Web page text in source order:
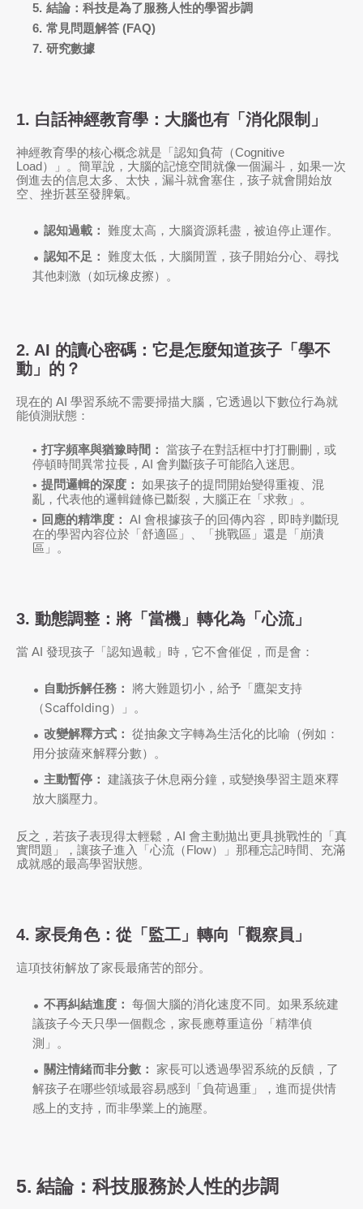
結論：科技是為了服務人性的學習步調
常見問題解答 (FAQ)
研究數據
1. 白話神經教育學：大腦也有「消化限制」
神經教育學的核心概念就是「認知負荷（Cognitive
Load）」。簡單說，大腦的記憶空間就像一個漏斗，如果一次
倒進去的信息太多、太快，漏斗就會塞住，孩子就會開始放
空、挫折甚至發脾氣。
認知過載： 難度太高，大腦資源耗盡，被迫停止運作。
認知不足： 難度太低，大腦閒置，孩子開始分心、尋找
其他刺激（如玩橡皮擦）。
2. AI 的讀心密碼：它是怎麼知道孩子「學不
動」的？
現在的 AI 學習系統不需要掃描大腦，它透過以下數位行為就
能偵測狀態：
打字頻率與猶豫時間： 當孩子在對話框中打打刪刪，或
停頓時間異常拉長，AI 會判斷孩子可能陷入迷思。
提問邏輯的深度： 如果孩子的提問開始變得重複、混
亂，代表他的邏輯鏈條已斷裂，大腦正在「求救」。
回應的精準度： AI 會根據孩子的回傳內容，即時判斷現
在的學習內容位於「舒適區」、「挑戰區」還是「崩潰
區」。
3. 動態調整：將「當機」轉化為「心流」
當 AI 發現孩子「認知過載」時，它不會催促，而是會：
自動拆解任務： 將大難題切小，給予「鷹架支持
（Scaffolding）」。
改變解釋方式： 從抽象文字轉為生活化的比喻（例如：
用分披薩來解釋分數）。
主動暫停： 建議孩子休息兩分鐘，或變換學習主題來釋
放大腦壓力。
反之，若孩子表現得太輕鬆，AI 會主動拋出更具挑戰性的「真
實問題」，讓孩子進入「心流（Flow）」那種忘記時間、充滿
成就感的最高學習狀態。
4. 家長角色：從「監工」轉向「觀察員」
這項技術解放了家長最痛苦的部分。
不再糾結進度： 每個大腦的消化速度不同。如果系統建
議孩子今天只學一個觀念，家長應尊重這份「精準偵
測」。
關注情緒而非分數： 家長可以透過學習系統的反饋，了
解孩子在哪些領域最容易感到「負荷過重」，進而提供情
感上的支持，而非學業上的施壓。
5. 結論：科技服務於人性的步調